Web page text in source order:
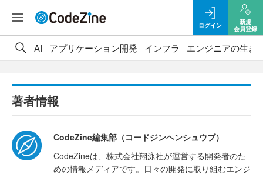
ログイン
新規
会員登録
AI アプリケーション開発 インフラ エンジニアの生き
著者情報
CodeZine編集部（コードジンヘンシュウブ）
CodeZineは、株式会社翔泳社が運営する開発者のた
めの情報メディアです。日々の開発に取り組むエンジ